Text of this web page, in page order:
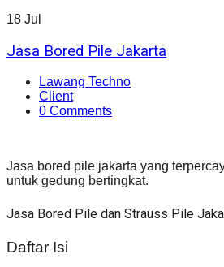
18 Jul
Jasa Bored Pile Jakarta
Lawang Techno
Client
0 Comments
Jasa bored pile jakarta yang
untuk gedung bertingkat.
Jasa Bored Pile dan Strauss Pile
Daftar Isi